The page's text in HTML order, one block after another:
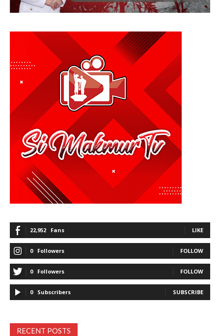
22,952 Fans LIKE
0 Followers FOLLOW
0 Followers FOLLOW
0 Subscribers SUBSCRIBE
RECENT POSTS